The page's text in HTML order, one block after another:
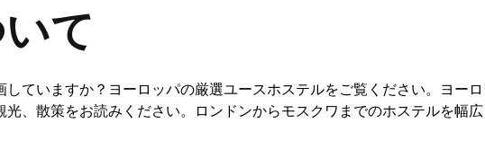
て
ていますか？ヨーロッパの厳選ユースホステルをご覧ください。ヨー
、散策をお読みください。ロンドンからモスクワまでのホステルを幅